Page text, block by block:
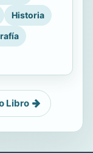
Historia
Libro